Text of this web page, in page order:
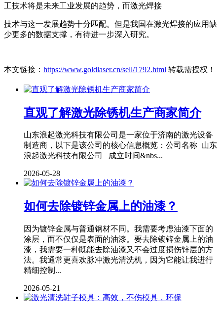
工技术将是未来工业发展的趋势，而激光焊接
技术与这一发展趋势十分匹配。但是我国在激光焊接的应用缺
少更多的数据支撑，有待进一步深入研究。
本文链接： https://www.goldlaser.cn/sell/1792.html 转载需授权！
直观了解激光除锈机生产商家简介
山东浪起激光科技有限公司是一家位于济南的激光设备
制造商，以下是该公司的核心信息概览：公司名称 山东
浪起激光科技有限公司 成立时间&nbs...
2026-05-28
如何去除镀锌金属上的油漆？
因为镀锌金属与普通钢材不同。我需要考虑油漆下面的
涂层，而不仅仅是表面的油漆。要去除镀锌金属上的油
漆，我需要一种既能去除油漆又不会过度损伤锌层的方
法。我通常更喜欢脉冲激光清洗机，因为它能让我进行
精细控制...
2026-05-21